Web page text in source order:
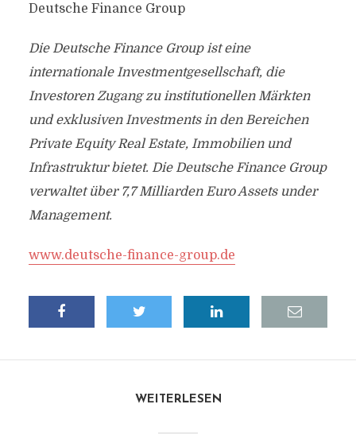
Deutsche Finance Group
Die Deutsche Finance Group ist eine
internationale Investmentgesellschaft, die
Investoren Zugang zu institutionellen Märkten
und exklusiven Investments in den Bereichen
Private Equity Real Estate, Immobilien und
Infrastruktur bietet. Die Deutsche Finance Group
verwaltet über 7,7 Milliarden Euro Assets under
Management.
www.deutsche-finance-group.de
WEITERLESEN